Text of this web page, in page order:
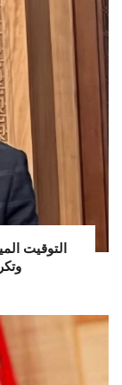
التوقيت